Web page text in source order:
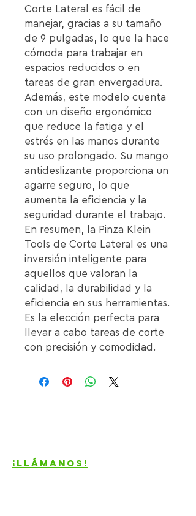
Corte Lateral es fácil de
manejar, gracias a su tamaño
de 9 pulgadas, lo que la hace
cómoda para trabajar en
espacios reducidos o en
tareas de gran envergadura.
Además, este modelo cuenta
con un diseño ergonómico
que reduce la fatiga y el
estrés en las manos durante
su uso prolongado. Su mango
antideslizante proporciona un
agarre seguro, lo que
aumenta la eficiencia y la
seguridad durante el trabajo.
En resumen, la Pinza Klein
Tools de Corte Lateral es una
inversión inteligente para
aquellos que valoran la
calidad, la durabilidad y la
eficiencia en sus herramientas.
Es la elección perfecta para
llevar a cabo tareas de corte
con precisión y comodidad.
¡Llámanos!